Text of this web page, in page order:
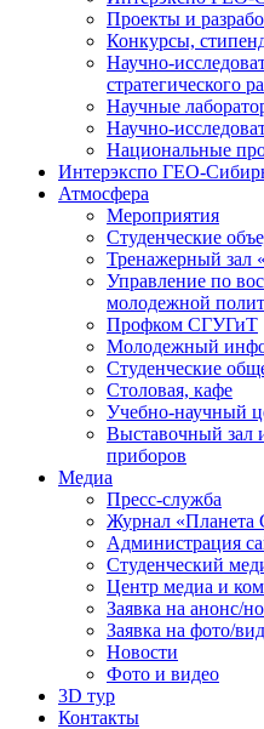
Проекты и
Конкурсы,
Научно-
стратегического
Научные
Научно-
Национальные
Интерэкспо ГЕО-
Атмосфера
Мероприятия
Студенческие
Тренажерный зал
Управление по
молодежной
Профком СГУГиТ
Молодежный
Студенческие
Столовая, кафе
Учебно-научный
Выставочный зал
приборов
Медиа
Пресс-служба
Журнал «Планета
Администрация
Студенческий
Центр медиа и
Заявка на анонс/
Заявка на фото/
Новости
Фото и видео
3D тур
Контакты